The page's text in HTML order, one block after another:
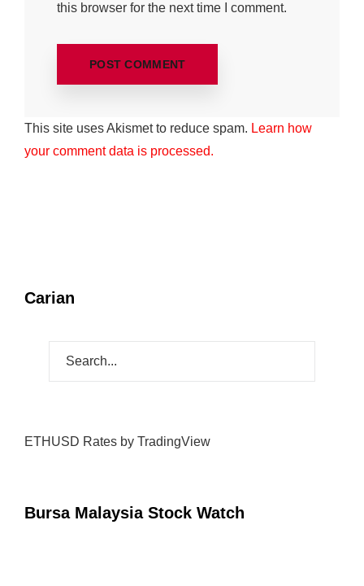
this browser for the next time I comment.
This site uses Akismet to reduce spam. Learn how
your comment data is processed.
Carian
ETHUSD Rates by TradingView
Bursa Malaysia Stock Watch